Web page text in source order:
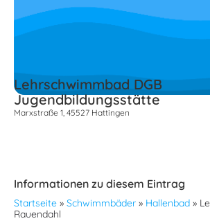
Lehrschwimmbad DGB
Jugendbildungsstätte
Marxstraße 1, 45527 Hattingen
Informationen zu diesem Eintrag
Startseite » Schwimmbäder » Hallenbad »
Rauendahl